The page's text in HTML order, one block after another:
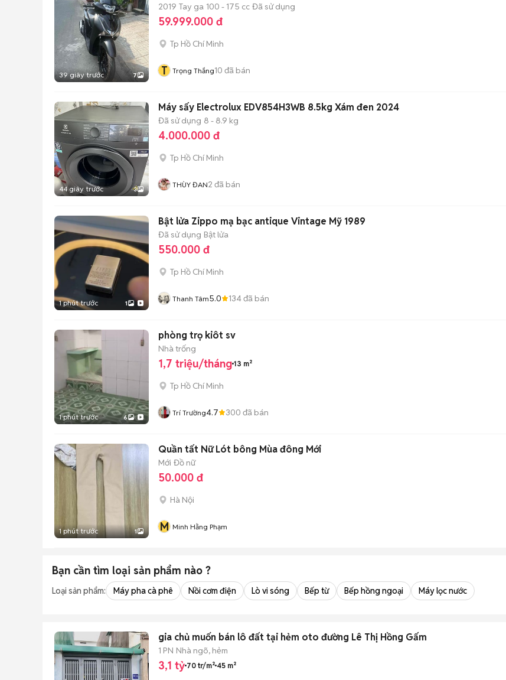
39 giây trước 7
2019 Tay ga 100 - 175 cc Đã sử dụng
59.999.000 đ
Tp Hồ Chí Minh
T Trọng Thắng10 đã bán
44 giây trước 3
Máy sấy Electrolux EDV854H3WB 8.5kg Xám đen 2024
Đã sử dụng 8 - 8.9 kg
4.000.000 đ
Tp Hồ Chí Minh
THÙY ĐAN2 đã bán
1 phút trước 1
Bật lửa Zippo mạ bạc antique Vintage Mỹ 1989
Đã sử dụng Bật lửa
550.000 đ
Tp Hồ Chí Minh
Thanh Tâm5.0 134đã bán
1 phút trước 6
phòng trọ kiôt sv
Nhà trống
1,7 triệu/tháng 13 m²
Tp Hồ Chí Minh
Trí Trường4.7 300 đã bán
1 phút trước 1
Quần tất Nữ Lót bông Mùa đông Mới
Mới Đồ nữ
50.000 đ
Hà Nội
M Minh Hằng Phạm
Bạn cần tìm loại sản phẩm nào ?
Loại sản phẩm: Máy pha cà phê Nồi cơm điện Lò vi sóng Bếp từ Bếp hồng ngoại Máy lọc nước
gia chủ muốn bán lô đất tại hẻm oto đường Lê Thị Hồng Gấm
1 PN Nhà ngõ, hẻm
3,1 tỷ 70 tr/m² 45 m²